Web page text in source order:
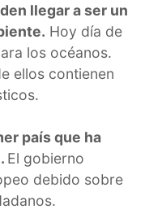
llegar a ser un
Hoy día de
los océanos.
ellos contienen
país que ha
El gobierno
debido sobre